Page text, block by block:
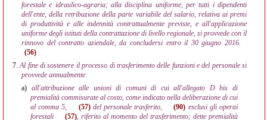
forestale e idraulico-agraria; alla disciplina uniforme, per tutti i dipendenti
dell'ente, della retribuzione della parte variabile del salario, relativa ai premi
di produttività e alle indennità contrattualmente previste, e all'applicazione
uniforme degli istituti della contrattazione di livello regionale, si provvede con il
rinnovo del contratto aziendale, da concludersi entro il 30 giugno 2016.
(56)
7. Al fine di sostenere il processo di trasferimento delle funzioni e del personale si
provvede annualmente:
a) all'attribuzione alle unioni di comuni di cui all'allegato D bis di
premialità commisurate al costo, come indicato nella deliberazione di cui
al comma 5,
(57) del personale trasferito, (90) esclusi gli operai
forestali
(57), riferito al momento del trasferimento; dette premialità